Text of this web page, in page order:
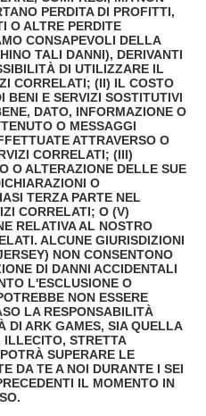
PERDITA DI PROFITTI,
O ALTRE PERDITE
CONSAPEVOLI DELLA
TALI DANNI), DERIVANTI
DI UTILIZZARE IL
CORRELATI; (II) IL COSTO
BENI E SERVIZI SOSTITUTIVI
DATO, INFORMAZIONE O
O MESSAGGI
ATTRAVERSO O
CORRELATI; (III)
O ALTERAZIONE DELLE SUE
O
TERZA PARTE NEL
CORRELATI; O (V)
RELATIVA AL NOSTRO
ALCUNE GIURISDIZIONI
NON CONSENTONO
DI DANNI ACCIDENTALI
L'ESCLUSIONE O
NON ESSERE
LA RESPONSABILITÀ
DI ARK GAMES, SIA QUELLA
ILLECITO, STRETTA
SUPERARE LE
DA TE A NOI DURANTE I SEI
IL MOMENTO IN